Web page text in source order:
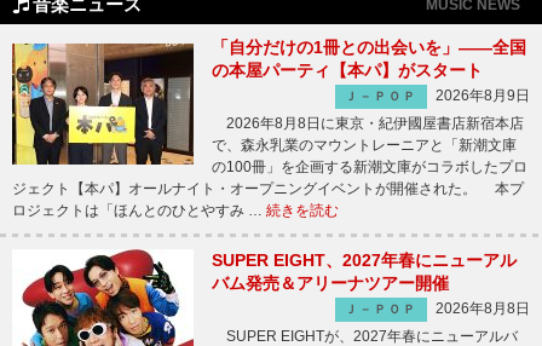
MUSIC NEWS
「自分だけの1冊との出会いを」――全国
の本屋パーティ【本パ】がスタート
Ｊ－ＰＯＰ
2026年8月9日
2026年8月8日に東京・紀伊國屋書店新宿本店
で、森永乳業のマウントレーニアと「新潮文庫
の100冊」を企画する新潮文庫がコラボしたプロ
ジェクト【本パ】オールナイト・オープニングイベントが開催された。 本プ
ロジェクトは「ほんとのひとやすみ … 続きを読む
SUPER EIGHT、2027年春にニューアル
バム発売＆アリーナツアー開催
Ｊ－ＰＯＰ
2026年8月8日
SUPER EIGHTが、2027年春にニューアルバ